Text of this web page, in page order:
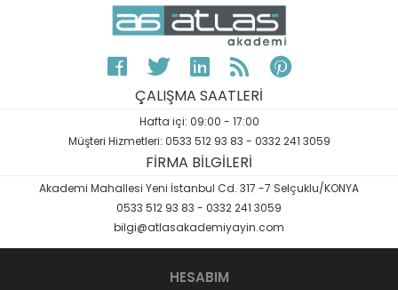
ÇALIŞMA SAATLERİ
Hafta içi: 09:00 - 17:00
Müşteri Hizmetleri: 0533 512 93 83 - 0332 241 3059
FİRMA BİLGİLERİ
Akademi Mahallesi Yeni İstanbul Cd. 317 -7 Selçuklu/KONYA
0533 512 93 83 - 0332 241 3059
bilgi@atlasakademiyayin.com
HESABIM